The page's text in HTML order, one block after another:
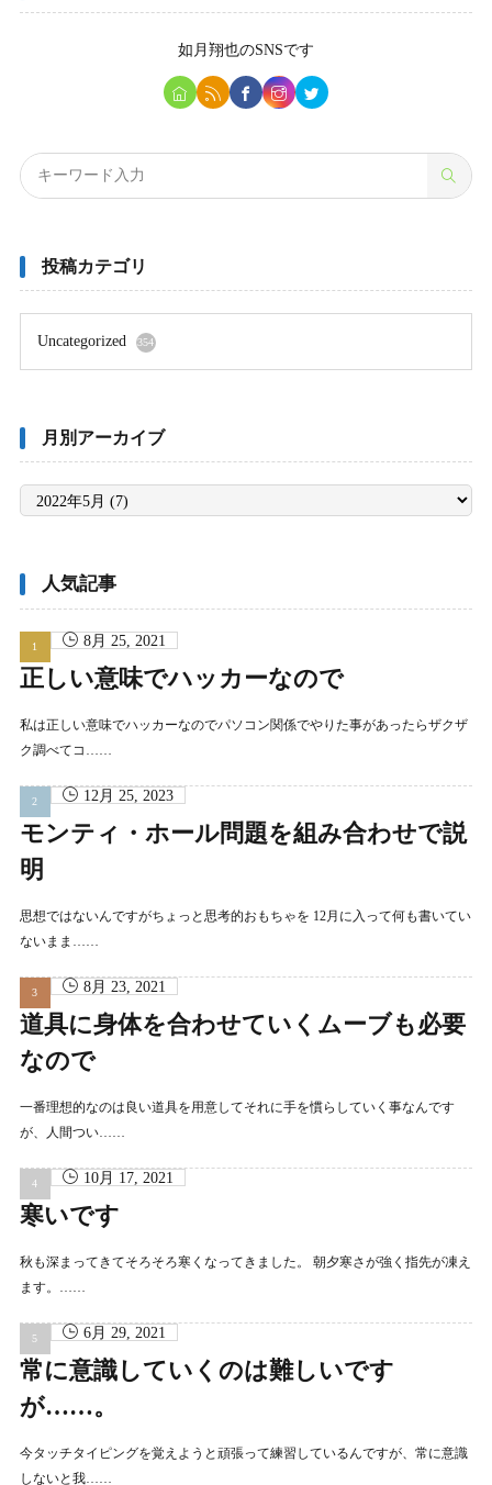
如月翔也のSNSです
投稿カテゴリ
Uncategorized 354
月別アーカイブ
月
ア
ブ
人気記事
8月 25, 2021
正しい意味でハッカーなので
私は正しい意味でハッカーなのでパソコン関係でやりた事があったらザクザ
ク調べてコ……
12月 25, 2023
モンティ・ホール問題を組み合わせで説
明
思想ではないんですがちょっと思考的おもちゃを 12月に入って何も書いてい
ないまま……
8月 23, 2021
道具に身体を合わせていくムーブも必要
なので
一番理想的なのは良い道具を用意してそれに手を慣らしていく事なんです
が、人間つい……
10月 17, 2021
寒いです
秋も深まってきてそろそろ寒くなってきました。 朝夕寒さが強く指先が凍え
ます。……
6月 29, 2021
常に意識していくのは難しいです
が……。
今タッチタイピングを覚えようと頑張って練習しているんですが、常に意識
しないと我……